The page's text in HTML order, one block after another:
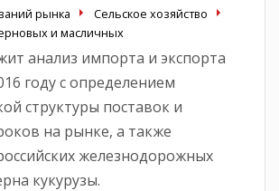
рынка
Сельское хозяйство
и масличных
анализ импорта и экспорта
году с определением
структуры поставок и
на рынке, а также
железнодорожных
кукурузы.